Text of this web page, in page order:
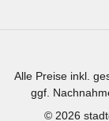
Alle Preise inkl.
ggf.
© 2026